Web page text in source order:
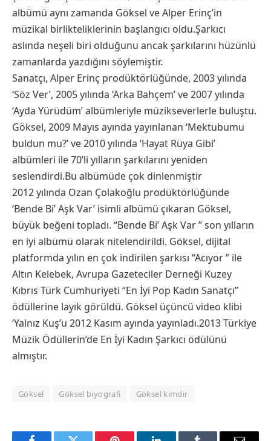
albümü aynı zamanda Göksel ve Alper Erinç’in
müzikal birlikteliklerinin başlangıcı oldu.Şarkıcı
aslında neşeli biri olduğunu ancak şarkılarını hüzünlü
zamanlarda yazdığını söylemiştir.
Sanatçı, Alper Erinç prodüktörlüğünde, 2003 yılında
‘Söz Ver’, 2005 yılında ‘Arka Bahçem’ ve 2007 yılında
‘Ayda Yürüdüm’ albümleriyle müzikseverlerle buluştu.
Göksel, 2009 Mayıs ayında yayınlanan ‘Mektubumu
buldun mu?’ ve 2010 yılında ‘Hayat Rüya Gibi’
albümleri ile 70’li yılların şarkılarını yeniden
seslendirdi.Bu albümüde çok dinlenmiştir
2012 yılında Ozan Çolakoğlu prodüktörlüğünde
‘Bende Bi’ Aşk Var’ isimli albümü çıkaran Göksel,
büyük beğeni topladı. “Bende Bi’ Aşk Var ” son yılların
en iyi albümü olarak nitelendirildi. Göksel, dijital
platformda yılın en çok indirilen şarkısı “Acıyor ” ile
Altın Kelebek, Avrupa Gazeteciler Derneği Kuzey
Kıbrıs Türk Cumhuriyeti “En İyi Pop Kadın Sanatçı”
ödüllerine layık görüldü. Göksel üçüncü video klibi
‘Yalnız Kuş’u 2012 Kasım ayında yayınladı.2013 Türkiye
Müzik Ödüllerin’de En İyi Kadın Şarkıcı ödülünü
almıştır.
Göksel Göksel biyografi Göksel kimdir